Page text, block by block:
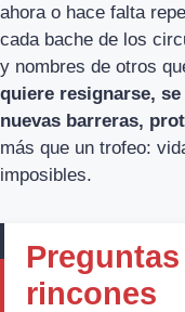
ahora o hace falta
cada bache de los
y nombres de otros
quiere resignarse,
nuevas barreras,
más que un trofeo:
imposibles.
rincones